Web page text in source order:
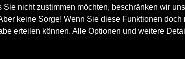
nicht zustimmen möchten, beschränken wir
keine Sorge! Wenn Sie diese Funktionen
erteilen können. Alle Optionen und weitere